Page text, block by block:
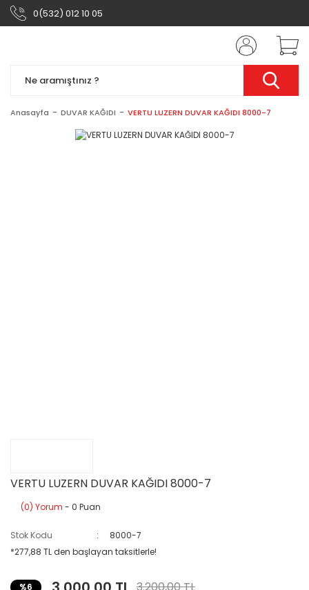
0(532) 012 10 05
Anasayfa DUVAR KAĞIDI VERTU LUZERN DUVAR KAĞIDI 8000-7
VERTU LUZERN DUVAR KAĞIDI 8000-7
(0) Yorum - 0 Puan
Stok Kodu
8000-7
*277,88 TL den başlayan taksitlerle!
%6